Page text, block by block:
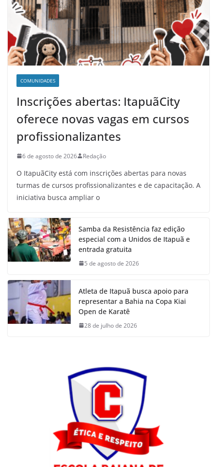
COMUNIDADES
Inscrições abertas: ItapuãCity
oferece novas vagas em cursos
profissionalizantes
6 de agosto de 2026 Redação
O ItapuãCity está com inscrições abertas para novas
turmas de cursos profissionalizantes e de capacitação. A
iniciativa busca ampliar o
Samba da Resistência faz edição
especial com a Unidos de Itapuã e
entrada gratuita
5 de agosto de 2026
Atleta de Itapuã busca apoio para
representar a Bahia na Copa Kiai
Open de Karatê
28 de julho de 2026